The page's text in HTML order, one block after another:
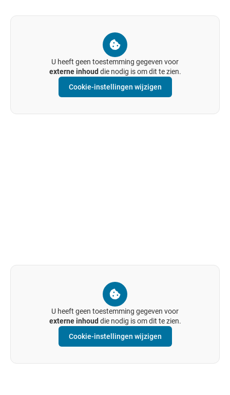
U heeft geen toestemming gegeven voor
externe inhoud die nodig is om dit te zien.
Cookie-instellingen wijzigen
U heeft geen toestemming gegeven voor
externe inhoud die nodig is om dit te zien.
Cookie-instellingen wijzigen